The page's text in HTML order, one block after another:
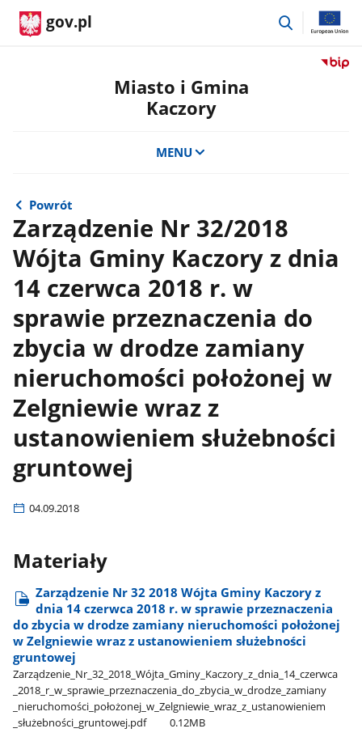
gov.pl
przejdź
Przejdź
Miasto i Gmina
Kaczory
MENU
Powrót
Zarządzenie Nr 32/2018
Wójta Gminy Kaczory z dnia
14 czerwca 2018 r. w
sprawie przeznaczenia do
zbycia w drodze zamiany
nieruchomości położonej w
Zelgniewie wraz z
ustanowieniem służebności
gruntowej
04.09.2018
Materiały
Zarządzenie Nr 32 2018 Wójta Gminy Kaczory z
dnia 14 czerwca 2018 r. w sprawie przeznaczenia
do zbycia w drodze zamiany nieruchomości położonej
w Zelgniewie wraz z ustanowieniem służebności
gruntowej
Zarządzenie​_Nr​_32​_2018​_Wójta​_Gminy​_Kaczory​_z​_dnia​_14​_czerwca​
_2018​_r​_w​_sprawie​_przeznaczenia​_do​_zbycia​_w​_drodze​_zamiany​
_nieruchomości​_położonej​_w​_Zelgniewie​_wraz​_z​_ustanowieniem​
_służebności​_gruntowej.pdf
0.12MB